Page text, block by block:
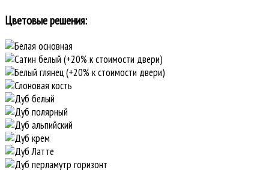
Цветовые решения: